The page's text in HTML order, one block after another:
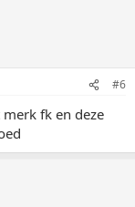
#6
fk en deze